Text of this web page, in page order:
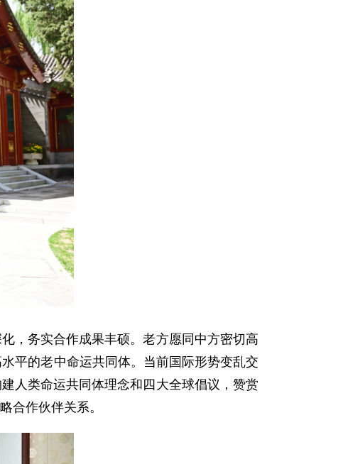
，务实合作成果丰硕。老方愿同中方密切高
平的老中命运共同体。当前国际形势变乱交
人类命运共同体理念和四大全球倡议，赞赏
合作伙伴关系。